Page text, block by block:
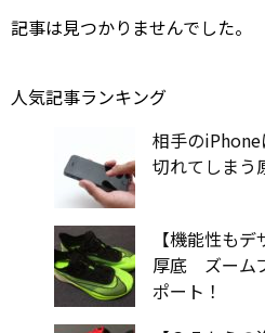
記事は見つかりませんでした。
人気記事ランキング
相手の
切れてしまう
【機能性も
厚底 ズーム
ポート！